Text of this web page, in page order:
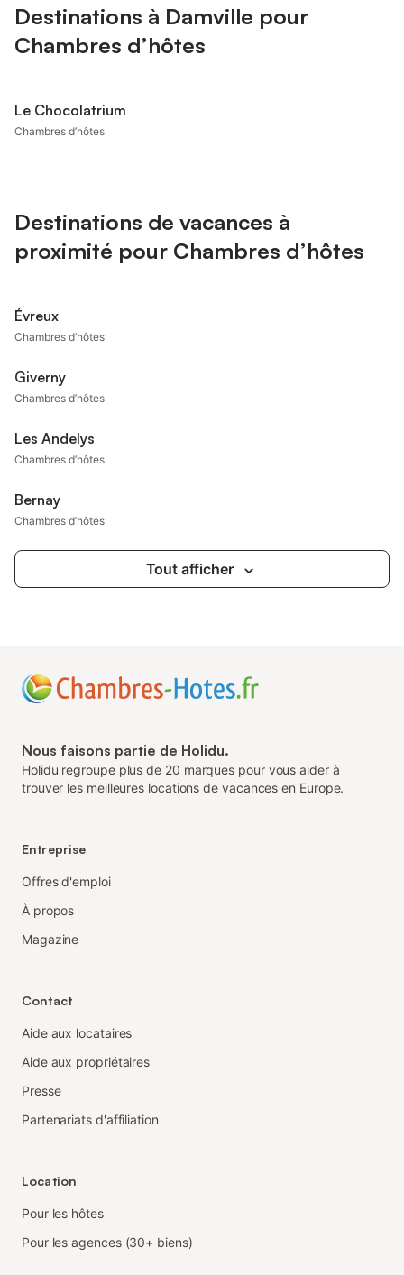
Destinations à Damville pour
Chambres d’hôtes
Le Chocolatrium
Chambres d’hôtes
Destinations de vacances à
proximité pour Chambres d’hôtes
Évreux
Chambres d’hôtes
Giverny
Chambres d’hôtes
Les Andelys
Chambres d’hôtes
Bernay
Chambres d’hôtes
Tout afficher
Nous faisons partie de Holidu.
Holidu regroupe plus de 20 marques pour vous aider à
trouver les meilleures locations de vacances en Europe.
Entreprise
Offres d'emploi
À propos
Magazine
Contact
Aide aux locataires
Aide aux propriétaires
Presse
Partenariats d'affiliation
Location
Pour les hôtes
Pour les agences (30+ biens)